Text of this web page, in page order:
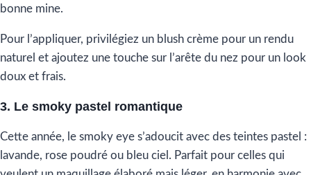
bonne mine.
Pour l’appliquer, privilégiez un blush crème pour un rendu
naturel et ajoutez une touche sur l’arête du nez pour un look
doux et frais.
3. Le smoky pastel romantique
Cette année, le smoky eye s’adoucit avec des teintes pastel :
lavande, rose poudré ou bleu ciel. Parfait pour celles qui